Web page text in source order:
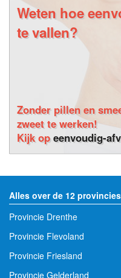
Weten hoe
te vallen?
Zonder pillen en
zweet te werken!
Kijk opeenvoudig-
Alles over de 12 provincies
Provincie Drenthe
Provincie Flevoland
Provincie Friesland
Provincie Gelderland